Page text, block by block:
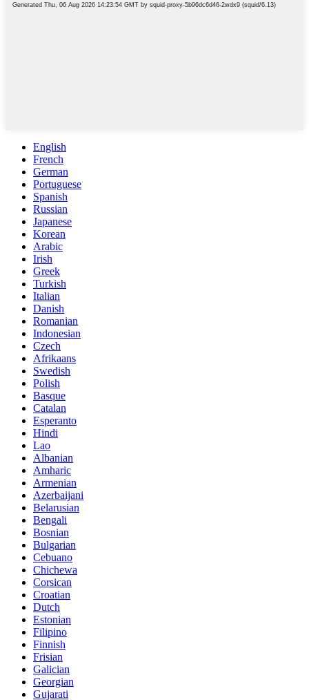
English
French
German
Portuguese
Spanish
Russian
Japanese
Korean
Arabic
Irish
Greek
Turkish
Italian
Danish
Romanian
Indonesian
Czech
Afrikaans
Swedish
Polish
Basque
Catalan
Esperanto
Hindi
Lao
Albanian
Amharic
Armenian
Azerbaijani
Belarusian
Bengali
Bosnian
Bulgarian
Cebuano
Chichewa
Corsican
Croatian
Dutch
Estonian
Filipino
Finnish
Frisian
Galician
Georgian
Gujarati